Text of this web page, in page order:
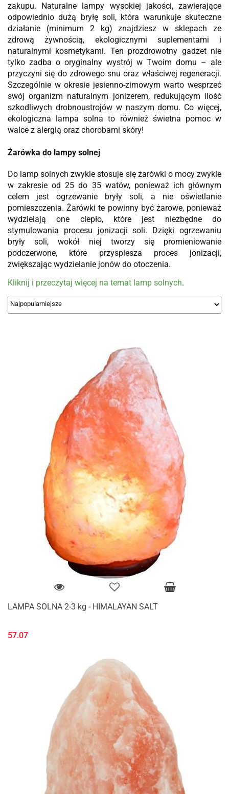
zakupu. Naturalne lampy wysokiej jakości, zawierające
odpowiednio dużą bryłę soli, która warunkuje skuteczne
działanie (minimum 2 kg) znajdziesz w sklepach ze
zdrową żywnością, ekologicznymi suplementami i
naturalnymi kosmetykami. Ten prozdrowotny gadżet nie
tylko zadba o oryginalny wystrój w Twoim domu – ale
przyczyni się do zdrowego snu oraz właściwej regeneracji.
Szczególnie w okresie jesienno-zimowym warto wesprzeć
swój organizm naturalnym jonizerem, redukującym ilość
szkodliwych drobnoustrojów w naszym domu. Co więcej,
ekologiczna lampa solna to również świetna pomoc w
walce z alergią oraz chorobami skóry!
Żarówka do lampy solnej
Do lamp solnych zwykle stosuje się żarówki o mocy zwykle
w zakresie od 25 do 35 watów, ponieważ ich głównym
celem jest ogrzewanie bryły soli, a nie oświetlanie
pomieszczenia. Żarówki te powinny być żarowe, ponieważ
wydzielają one ciepło, które jest niezbędne do
stymulowania procesu jonizacji soli. Dzięki ogrzewaniu
bryły soli, wokół niej tworzy się promieniowanie
podczerwone, które przyspiesza proces jonizacji,
zwiększając wydzielanie jonów do otoczenia.
Kliknij i przeczytaj więcej na temat lamp solnych.
LAMPA SOLNA 2-3 kg - HIMALAYAN SALT
57.07